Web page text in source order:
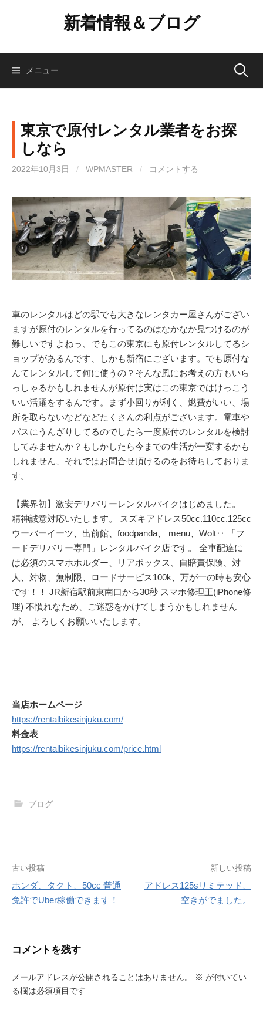
ン
新着情報＆ブログ
メニュー 検
東京で原付レンタル業者をお探
しなら
2022年10月3日 / WPMASTER / コメントする
車のレンタルはどの駅でも大きなレンタカー屋さんがござい
ますが原付のレンタルを行ってるのはなかなか見つけるのが
難しいですよねっ、でもこの東京にも原付レンタルしてるシ
ョップがあるんです、しかも新宿にございます。でも原付な
んてレンタルして何に使うの？そんな風にお考えの方もいら
っしゃるかもしれませんが原付は実はこの東京ではけっこう
いい活躍をするんです。まず小回りが利く、燃費がいい、場
所を取らないなどなどたくさんの利点がございます。電車や
バスにうんざりしてるのでしたら一度原付のレンタルを検討
してみませんか？もしかしたら今までの生活が一変するかも
しれません、それではお問合せ頂けるのをお待ちしておりま
す。
【業界初】激安デリバリーレンタルバイクはじめました。
精神誠意対応いたします。 スズキアドレス50cc.110cc.125cc
ウーバーイーツ、出前館、foodpanda、 menu、Wolt‥ 「フ
ードデリバリー専門」レンタルバイク店です。 全車配達に
は必須のスマホホルダー、リアボックス、自賠責保険、対
人、対物、無制限、ロードサービス100k、万が一の時も安心
です！！ JR新宿駅前東南口から30秒 スマホ修理王(iPhone修
理) 不慣れなため、ご迷惑をかけてしまうかもしれません
が、 よろしくお願いいたします。
当店ホームページ
https://rentalbikesinjuku.com/
料金表
https://rentalbikesinjuku.com/price.html
ブログ
投
稿
ゲ
ー
シ
古い投稿
ホンダ、タクト、50cc 普通
免許でUber稼働できます！
新しい投稿
アドレス125sリミテッド、
空きがでました。
コメントを残す
メールアドレスが公開されることはありません。 ※ が付いてい
る欄は必須項目です